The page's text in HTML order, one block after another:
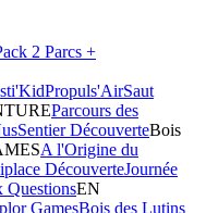
2 Parcs +
Propuls'AirSaut
Parcours des
Sentier DécouverteBois
A l'Origine du
DécouverteJournée
QuestionsEN
GamesBois des Lutins